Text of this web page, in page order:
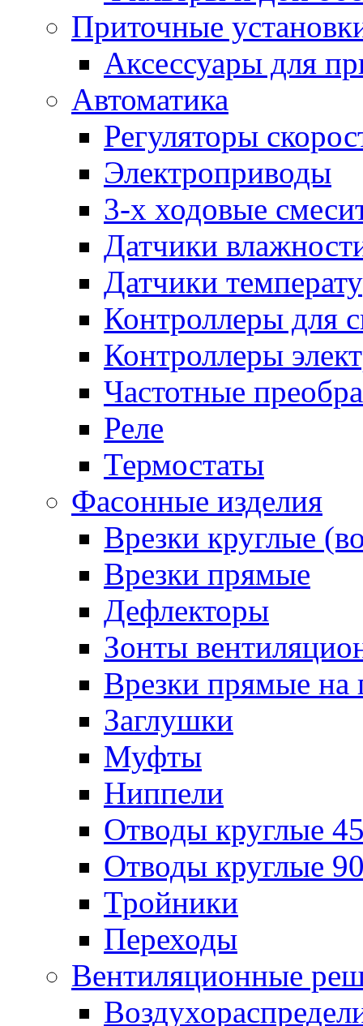
Приточные
Аксессуары для
Автоматика
Регуляторы
Электроприводы
3-х ходовые
Датчики
Датчики
Контроллеры для
Контроллеры
Частотные
Реле
Термостаты
Фасонные изделия
Врезки круглые
Врезки прямые
Дефлекторы
Зонты
Врезки прямые на
Заглушки
Муфты
Ниппели
Отводы круглые
Отводы круглые
Тройники
Переходы
Вентиляционные